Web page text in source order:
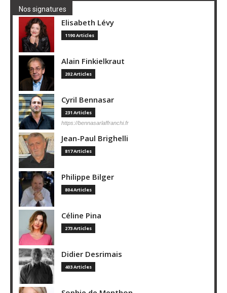
Nos signatures
Elisabeth Lévy
1190 Articles
Alain Finkielkraut
202 Articles
Cyril Bennasar
231 Articles
https://bennasarlaffranchi.fr
Jean-Paul Brighelli
817 Articles
Philippe Bilger
804 Articles
Céline Pina
273 Articles
Didier Desrimais
403 Articles